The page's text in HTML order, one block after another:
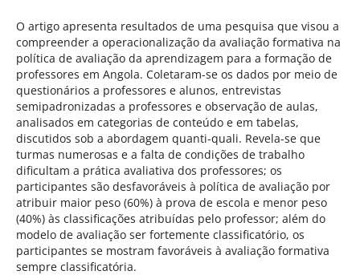
O artigo apresenta resultados de uma pesquisa que visou a
compreender a operacionalização da avaliação formativa na
política de avaliação da aprendizagem para a formação de
professores em Angola. Coletaram-se os dados por meio de
questionários a professores e alunos, entrevistas
semipadronizadas a professores e observação de aulas,
analisados em categorias de conteúdo e em tabelas,
discutidos sob a abordagem quanti-quali. Revela-se que
turmas numerosas e a falta de condições de trabalho
dificultam a prática avaliativa dos professores; os
participantes são desfavoráveis à política de avaliação por
atribuir maior peso (60%) à prova de escola e menor peso
(40%) às classificações atribuídas pelo professor; além do
modelo de avaliação ser fortemente classificatório, os
participantes se mostram favoráveis à avaliação formativa
sempre classificatória.